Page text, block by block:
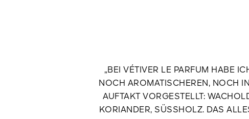
„BEI VÉTIVER LE PARFUM HABE
NOCH AROMATISCHEREN, NOCH
AUFTAKT VORGESTELLT:
KORIANDER, SÜSSHOLZ. DAS